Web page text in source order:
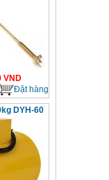
VND
Đặt hàng
DYH-60